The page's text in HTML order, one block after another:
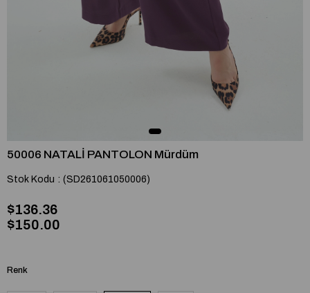
50006 NATALİ PANTOLON Mürdüm
Stok Kodu (SD261061050006)
$136.36
$150.00
Renk